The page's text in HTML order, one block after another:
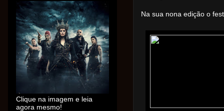
Na sua nona edição o
Clique na imagem e leia
agora mesmo!